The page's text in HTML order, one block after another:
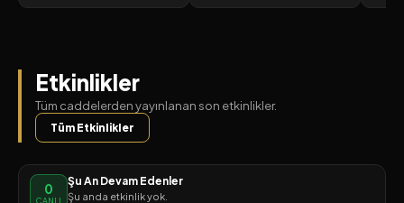
Etkinlikler
Tüm caddelerden yayınlanan son etkinlikler.
Tüm Etkinlikler
0
CANLI
Şu An Devam Edenler
Şu anda etkinlik yok.